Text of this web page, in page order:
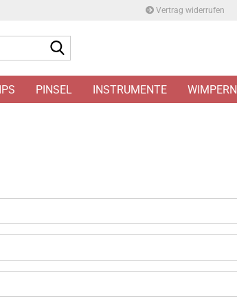
Vertrag widerrufen
PINSEL INSTRUMENTE WIMPERN